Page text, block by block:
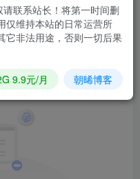
排序
联系站长！将第一时间删
仅维持本站的日常运营所
它非法用途，否则一切后果
9.9元/月 朝晞博客